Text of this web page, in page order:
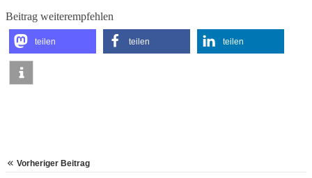
Beitrag weiterempfehlen
teilen teilen teilen
Vorheriger Beitrag